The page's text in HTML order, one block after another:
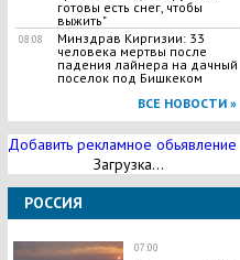
готовы есть снег, чтобы
выжить"
08:08
Минздрав Киргизии: 33
человека мертвы после
падения лайнера на дачный
поселок под Бишкеком
ВСЕ НОВОСТИ »
Добавить рекламное обьявление
Загрузка...
РОССИЯ
07:00